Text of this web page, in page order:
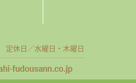
休日／水曜日・木曜日